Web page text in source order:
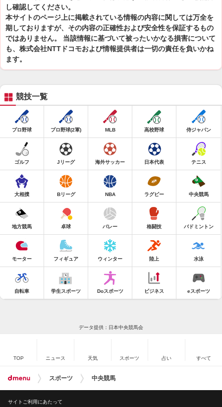
し確認してください。
本サイトのページ上に掲載されている情報の内容に関しては万全を
期しておりますが、その内容の正確性および安全性を保証するもの
ではありません。 当該情報に基づいて被ったいかなる損害について
も、株式会社NTTドコモおよび情報提供者は一切の責任を負いかね
ます。
競技一覧
プロ野球 プロ野球(2軍) MLB 高校野球 侍ジャパン
ゴルフ Jリーグ 海外サッカー 日本代表 テニス
大相撲 Bリーグ NBA ラグビー 中央競馬
地方競馬 卓球 バレー 格闘技 バドミントン
モーター フィギュア ウィンター 陸上 水泳
自転車 学生スポーツ Doスポーツ ビジネス eスポーツ
データ提供：日本中央競馬会
TOP ニュース 天気 スポーツ 占い すべて
スポーツ 中央競馬
サイトご利用にあたって